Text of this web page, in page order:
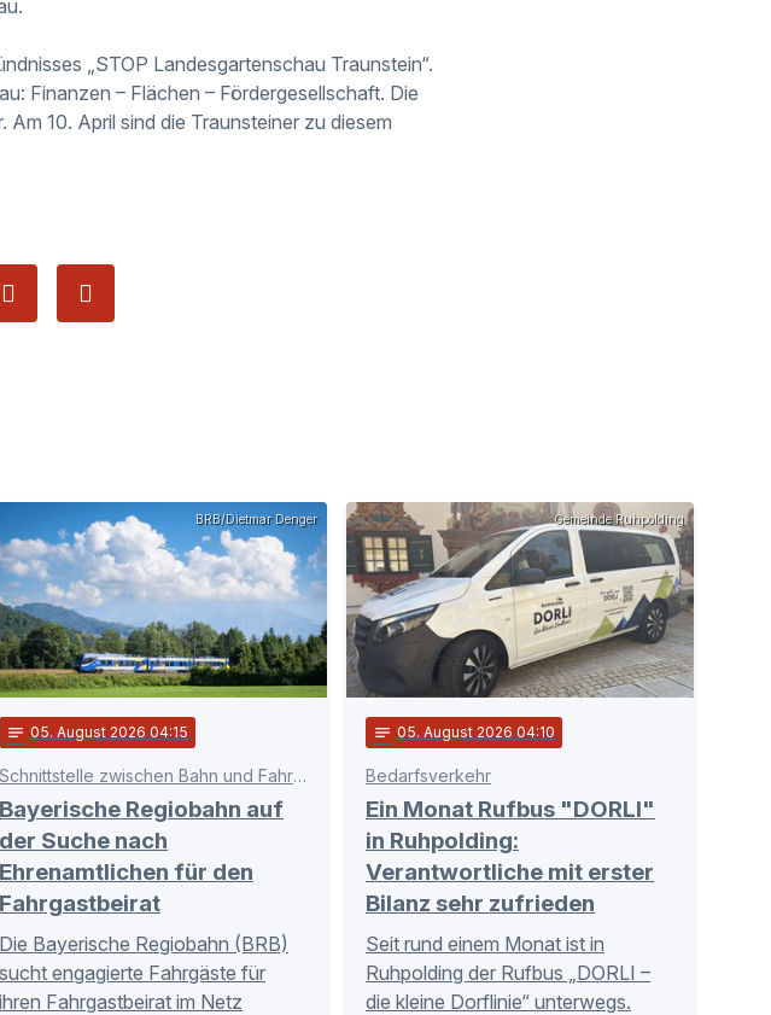
„STOP Landesgartenschau Traunstein“.
Finanzen – Flächen – Fördergesellschaft. Die
10. April sind die Traunsteiner zu diesem
BRB/Dietmar Denger
notes 05. August 2026 04:15
Schnittstelle zwischen Bahn und Fahrgästen
Bayerische Regiobahn auf
der Suche nach
Ehrenamtlichen für den
Fahrgastbeirat
Die Bayerische Regiobahn (BRB)
sucht engagierte Fahrgäste für
ihren Fahrgastbeirat im Netz
Gemeinde Ruhpolding
notes 05. August 2026 04:10
Bedarfsverkehr
Ein Monat Rufbus "DORLI"
in Ruhpolding:
Verantwortliche mit erster
Bilanz sehr zufrieden
Seit rund einem Monat ist in
Ruhpolding der Rufbus „DORLI –
die kleine Dorflinie“ unterwegs.